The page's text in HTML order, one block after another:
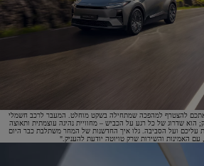
אתכם להצטרף למהפכה שמתחילה בשקט מוחלט. המעבר לרכב חשמלי
הוא שדרוג של כל רגע על הכביש – מחוויית נהיגה עוצמתית ותאוצה
עליכם ועל הסביבה. גלו איך החדשנות של המחר משתלבת כבר היום
עם האמינות והשירות שרק טויוטה יודעת להעניק."